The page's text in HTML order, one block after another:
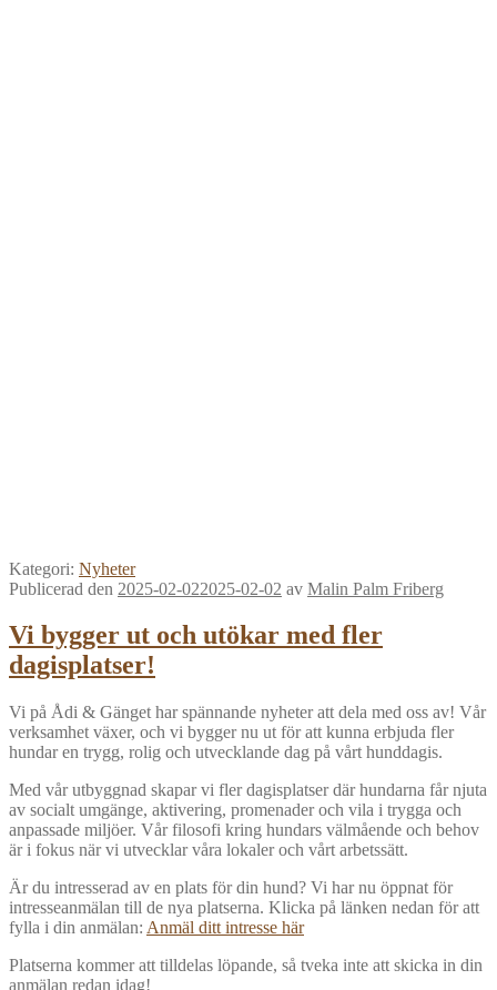
Kategori: Nyheter
Publicerad den 2025-02-022025-02-02 av Malin Palm Friberg
Vi bygger ut och utökar med fler
dagisplatser!
Vi på Ådi & Gänget har spännande nyheter att dela med oss av! Vår
verksamhet växer, och vi bygger nu ut för att kunna erbjuda fler
hundar en trygg, rolig och utvecklande dag på vårt hunddagis.
Med vår utbyggnad skapar vi fler dagisplatser där hundarna får njuta
av socialt umgänge, aktivering, promenader och vila i trygga och
anpassade miljöer. Vår filosofi kring hundars välmående och behov
är i fokus när vi utvecklar våra lokaler och vårt arbetssätt.
Är du intresserad av en plats för din hund? Vi har nu öppnat för
intresseanmälan till de nya platserna. Klicka på länken nedan för att
fylla i din anmälan: Anmäl ditt intresse här
Platserna kommer att tilldelas löpande, så tveka inte att skicka in din
anmälan redan idag!